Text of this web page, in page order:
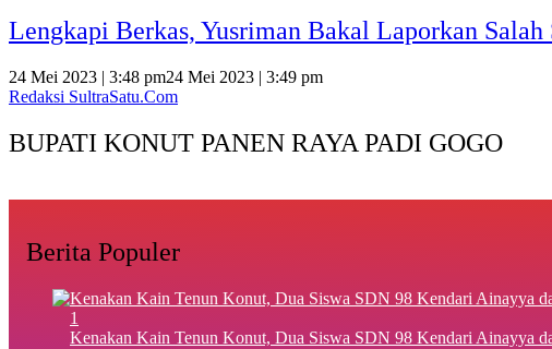
Lengkapi Berkas, Yusriman Bakal Laporkan
24 Mei 2023 | 3:48 pm24 Mei 2023 | 3:49 pm
Redaksi SultraSatu.Com
BUPATI KONUT PANEN RAYA PADI GOGO
Berita Populer
1
‎Kenakan Kain Tenun Konut, Dua Siswa SDN 98 Kendari Ainayya